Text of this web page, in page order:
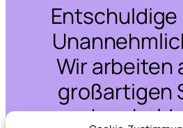
Wir arbeiten
großartigen
schau bald